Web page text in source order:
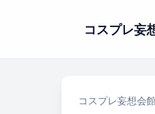
コスプレ妄
コスプレ妄想会